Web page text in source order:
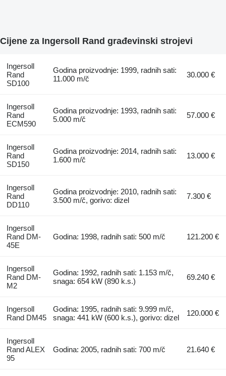
Cijene za Ingersoll Rand građevinski strojevi
Ingersoll
Rand
SD100
Godina proizvodnje: 1999, radnih sati:
11.000 m/č
30.000 €
Ingersoll
Rand
ECM590
Godina proizvodnje: 1993, radnih sati:
5.000 m/č
57.000 €
Ingersoll
Rand
SD150
Godina proizvodnje: 2014, radnih sati:
1.600 m/č
13.000 €
Ingersoll
Rand
DD110
Godina proizvodnje: 2010, radnih sati:
3.500 m/č, gorivo: dizel
7.300 €
Ingersoll
Rand DM-
45E
Godina: 1998, radnih sati: 500 m/č 121.200 €
Ingersoll
Rand DM-
M2
Godina: 1992, radnih sati: 1.153 m/č,
snaga: 654 kW (890 k.s.)
69.240 €
Ingersoll
Rand DM45
Godina: 1995, radnih sati: 9.999 m/č,
snaga: 441 kW (600 k.s.), gorivo: dizel
120.000 €
Ingersoll
Rand ALEX
95
Godina: 2005, radnih sati: 700 m/č 21.640 €